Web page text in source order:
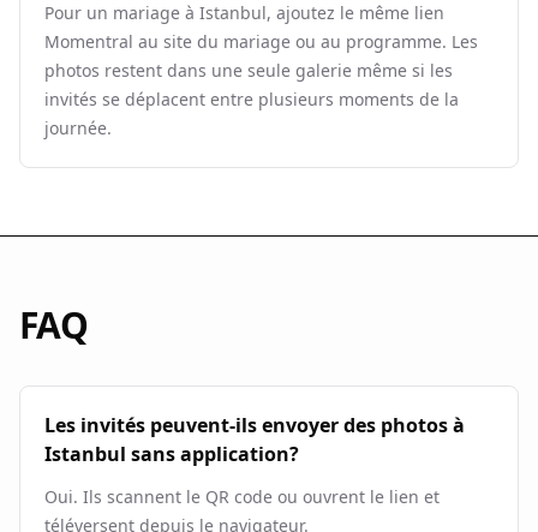
Pour un mariage à Istanbul, ajoutez le même lien
Momentral au site du mariage ou au programme. Les
photos restent dans une seule galerie même si les
invités se déplacent entre plusieurs moments de la
journée.
FAQ
Les invités peuvent-ils envoyer des photos à
Istanbul sans application?
Oui. Ils scannent le QR code ou ouvrent le lien et
téléversent depuis le navigateur.